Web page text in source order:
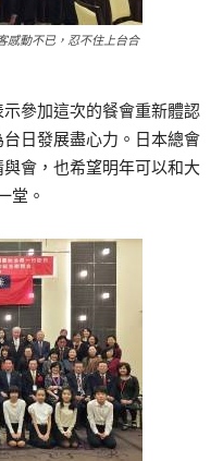
感動不已，忍不住上台合
參加這次的餐會重新體認
日發展盡心力。日本總會
會，也希望明年可以和大
堂。